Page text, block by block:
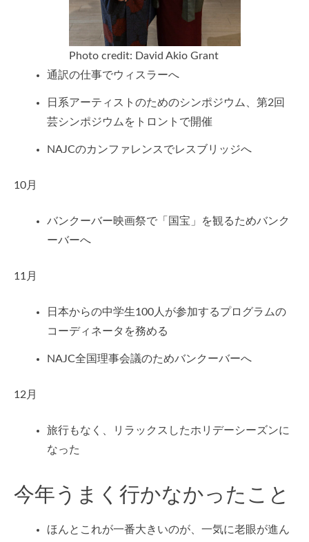
Photo credit: David Akio Grant
通訳の仕事でウィスラーへ
日系アーティストのためのシンポジウム、第2回
芸シンポジウムをトロントで開催
NAJCのカンファレンスでレスブリッジへ
10月
バンクーバー映画祭で「国宝」を観るためバンク
ーバーへ
11月
日本からの中学生100人が参加するプログラムの
コーディネータを務める
NAJC全国理事会議のためバンクーバーへ
12月
旅行もなく、リラックスしたホリデーシーズンに
なった
今年うまく行かなかったこと
ほんとこれが一番大きいのが、一気に老眼が進ん